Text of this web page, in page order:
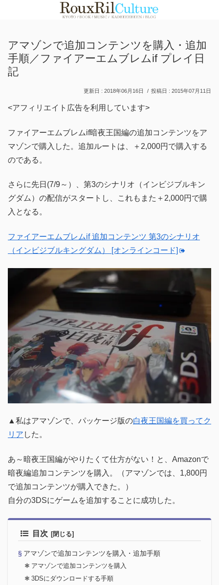
アマゾンで追加コンテンツを購入・追加
手順／ファイアーエムブレムif プレイ日
記
2018年06月16日 2015年07月11日
<アフィリエイト広告を利用しています>
ファイアーエムブレムif暗夜王国編の追加コンテンツをア
マゾンで購入した。追加ルートは、＋2,000円で購入する
のである。
さらに先日(7/9～）、第3のシナリオ（インビジブルキン
グダム）の配信がスタートし、これもまた＋2,000円で購
入となる。
ファイアーエムブレムif 追加コンテンツ 第3のシナリオ
（インビジブルキングダム） [オンラインコード]
▲私はアマゾンで、パッケージ版の白夜王国編を買ってク
リア した。
あ～暗夜王国編がやりたくて仕方がない！と、Amazonで
暗夜編追加コンテンツを購入。（アマゾンでは、1,800円
で追加コンテンツが購入できた。）
自分の3DSにゲームを追加することに成功した。
目次
アマゾンで追加コンテンツを購入・追加手順
アマゾンで追加コンテンツを購入
3DSにダウンロードする手順